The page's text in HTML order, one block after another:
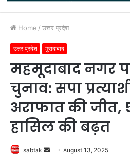
Home / उत्तर प्रदेश
उत्तर प्रदेश मुरादाबाद
महमूदाबाद नगर
चुनाव: सपा
अराफात की जीत,
हासिल की बढ़त
sabtak
Send August 13, 2025